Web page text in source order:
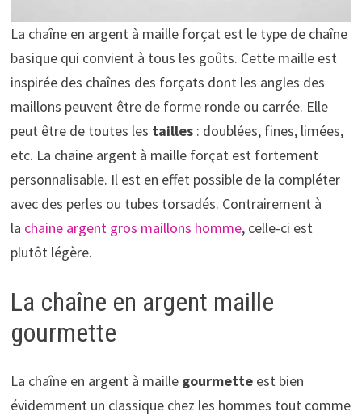
La chaîne en argent à maille forçat est le type de chaîne
basique qui convient à tous les goûts. Cette maille est
inspirée des chaînes des forçats dont les angles des
maillons peuvent être de forme ronde ou carrée. Elle
peut être de toutes les tailles : doublées, fines, limées,
etc. La chaine argent à maille forçat est fortement
personnalisable. Il est en effet possible de la compléter
avec des perles ou tubes torsadés. Contrairement à
la chaine argent gros maillons homme, celle-ci est
plutôt légère.
La chaîne en argent maille
gourmette
La chaîne en argent à maille gourmette est bien
évidemment un classique chez les hommes tout comme